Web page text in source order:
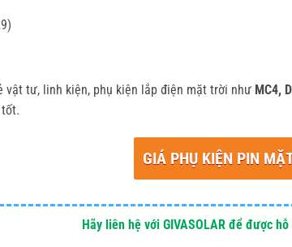
vật tư, linh kiện, phụ kiện lắp điện mặt trời như MC4,
GIÁ PHỤ KIỆN PIN
Hãy liên hệ với GIVASOLAR để được